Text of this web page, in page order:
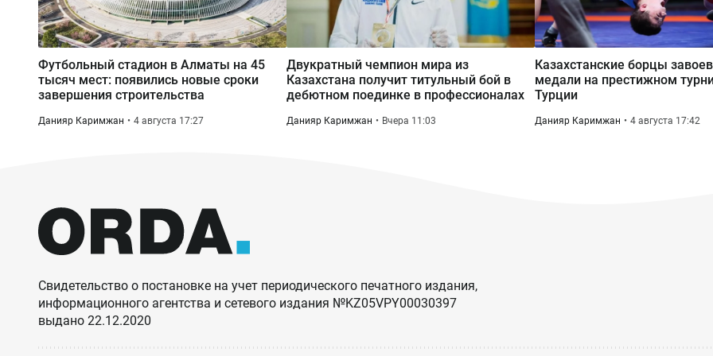
Футбольный стадион в Алматы на 45
тысяч мест: появились новые сроки
завершения строительства
Данияр Каримжан 4 августа 17:27
Двукратный чемпион мира из
Казахстана получит титульный бой в
дебютном поединке в профессионалах
Данияр Каримжан Вчера 11:03
Казахстанские борцы
медали на престижном
Турции
Данияр Каримжан 4 августа 17:42
Свидетельство о постановке на учет периодического печатного издания,
информационного агентства и сетевого издания №KZ05VPY00030397
выдано 22.12.2020